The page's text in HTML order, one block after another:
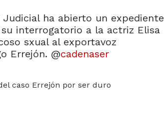
Judicial ha abierto un expediente
interrogatorio a la actriz Elisa
sxual al exportavoz
Errejón. @cadenaser